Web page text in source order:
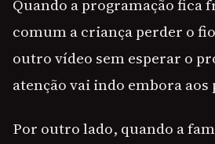
Quando a programação fica
comum a criança perder o
outro vídeo sem esperar o
atenção vai indo embora aos
Por outro lado, quando a